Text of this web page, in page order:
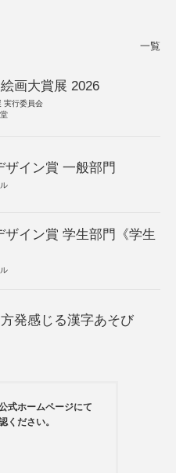
一覧
画大賞展 2026
実行委員会
ザイン賞 一般部門
ザイン賞 学生部門《学生
発感じる漢字あそび
式ホームページにて
ください。